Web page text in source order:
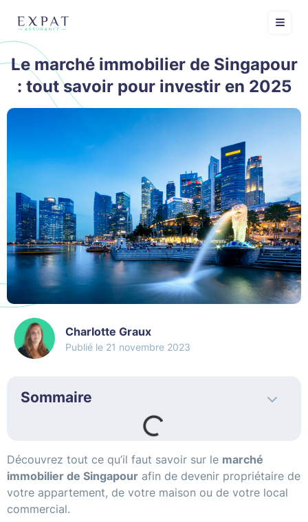
Le marché immobilier de Singapour
: tout savoir pour investir en 2025
Charlotte Graux
21 novembre 2023
Sommaire
Découvrez tout ce qu’il faut savoir sur le marché
immobilier de Singapour afin de devenir propriétaire de
votre appartement, de votre maison ou de votre local
commercial.